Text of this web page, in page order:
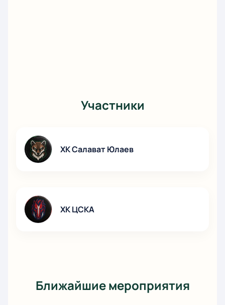
Участники
ХК Салават Юлаев
ХК ЦСКА
Ближайшие мероприятия